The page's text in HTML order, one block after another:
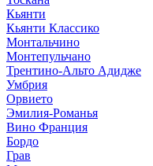
Кьянти
Кьянти Классико
Монтальчино
Монтепульчано
Трентино-Альто Адидже
Умбрия
Орвието
Эмилия-Романья
Вино Франция
Бордо
Грав